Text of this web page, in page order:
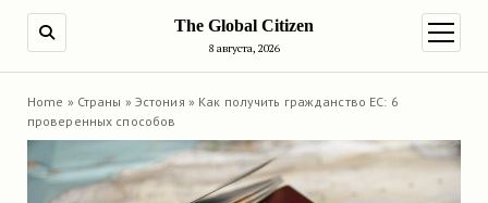
The Global Citizen
8 августа, 2026
Home » Страны » Эстония » Как получить гражданство ЕС: 6
проверенных способов